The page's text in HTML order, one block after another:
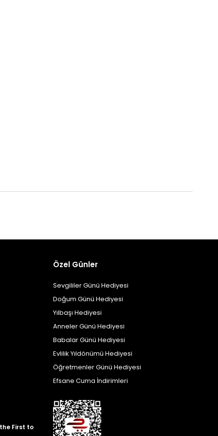
Özel Günler
Sevgililer Günü Hediyesi
Doğum Günü Hediyesi
Yılbaşı Hediyesi
Anneler Günü Hediyesi
Babalar Günü Hediyesi
Evlilik Yıldönümü Hediyesi
Öğretmenler Günü Hediyesi
Efsane Cuma İndirimleri
First to